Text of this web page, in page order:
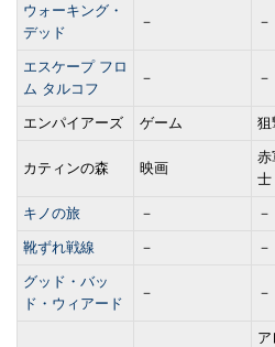
ウォーキング・
デッド
－ －
エスケープ フロ
ム タルコフ
－ －
エンパイアーズ ゲーム 狙
カティンの森 映画
赤
士
キノの旅 － －
靴ずれ戦線 － －
グッド・バッ
ド・ウィアード
－ －